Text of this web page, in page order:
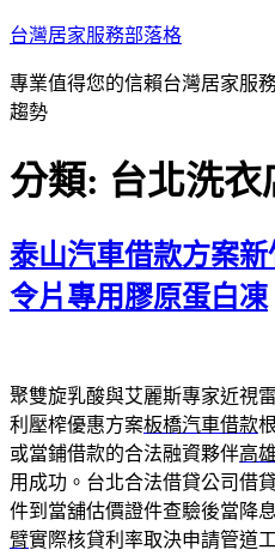
跳
主
要
容
台灣居家服務部落格
專業值得您的信賴台灣居家服
趨勢
分類: 台北洗衣
泰山汽車借款方案
令片專用膠原蛋白凍
聚雙旋乳酸與艾麗斯專家近視
利壓榨優惠方案板橋汽車借款
或當鋪借款的合法融資夥伴高
用成功。台北合法借貸公司借
件到當舖估價證件查驗後當降
臂實際核貸利率取決申請管道